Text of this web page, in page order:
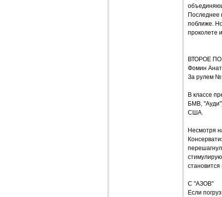
Последнее
поближе.
проколете
ВТОРОЕ
Фомин
За рулем №
В классе
БМВ,
США.
Несмотря
становится
С "АЗОВ"
Если